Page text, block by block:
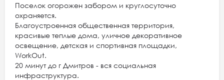
Поселок огорожен забором и круглосуточно
охраняется.
Благоустроенная общественная территория,
красивые теплые дома, уличное декоративное
освещение, детская и спортивная площадки,
WorkOut.
20 минут до г Дмитров - вся социальная
инфраструктура.